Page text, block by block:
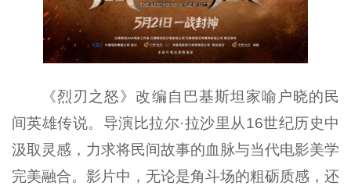
《烈刃之怒》改编自巴基斯坦家喻户晓的民
间英雄传说。导演比拉尔·拉沙里从16世纪历史中
汲取灵感，力求将民间故事的血脉与当代电影美学
完美融合。影片中，无论是角斗场的粗砺质感，还